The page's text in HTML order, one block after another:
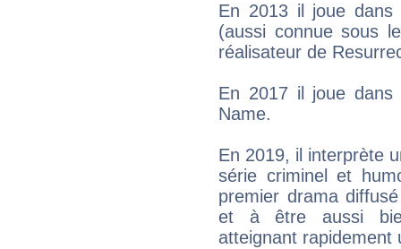
En 2013 il joue
(aussi connue sous
réalisateur de
En 2017 il joue
Name.
En 2019, il interprète
série criminel et
premier drama
et à être aussi
atteignant rapidement